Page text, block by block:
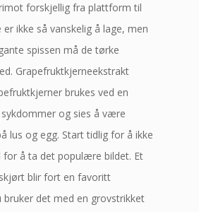
forskjellig fra plattform til
ikke så vanskelig å lage, men
spissen må de tørke
Grapefruktkjerneekstrakt
brukes ved en
og sies å være
lus og egg. Start tidlig for å ikke
for å ta det populære bildet. Et
blir fort en favoritt
bruker det med en grovstrikket